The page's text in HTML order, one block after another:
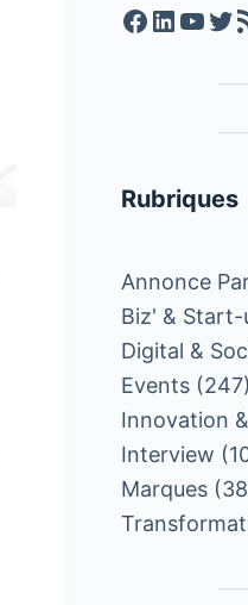
Rubriques
Annonce
Biz' & Start-
Digital &
Events (247)
Innovation
Interview
Marques